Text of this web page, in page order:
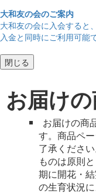
大和友の会のご案内
大和友の会に入会すると、
入金と同時にご利用可能で
閉じる
お届け
お届けの商
す。商品ペ
了承くださ
ものは原則
期に開花・
の生育状況